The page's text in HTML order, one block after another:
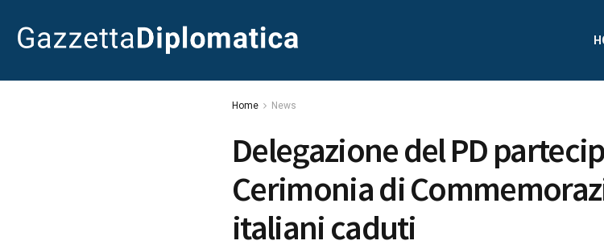
Home News
Delegazione del PD
Cerimonia di
italiani caduti